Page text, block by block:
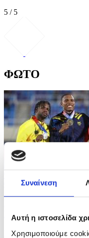
Συναίνεση
Αυτή η ιστοσελίδα
Χρησιμοποιούμε
5 / 5
ΦΩΤΟ
04/08/2026 08:11
Καραϊβικής
ID: 10693418